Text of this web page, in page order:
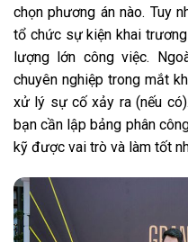
chọn phương án nào. Tuy
tổ chức sự kiện khai
lượng lớn công việc.
chuyên nghiệp trong mắt
xử lý sự cố xảy ra (nếu
bạn cần lập bảng phân
kỹ được vai trò và làm tốt